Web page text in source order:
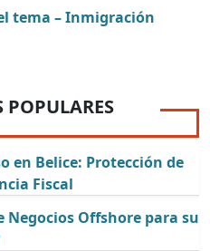
tema – Inmigración
en Belice: Protección de
Fiscal
Negocios Offshore para su